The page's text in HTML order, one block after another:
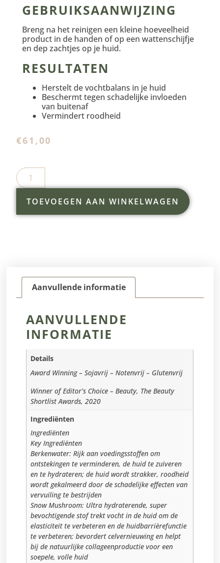
GEBRUIKSAANWIJZING
Breng na het reinigen een kleine hoeveelheid
product in de handen of op een wattenschijfje
en dep zachtjes op je huid.
RESULTATEN
Herstelt de vochtbalans in je huid
Beschermt tegen schadelijke invloeden
van buitenaf
Vermindert roodheid
€61,00
TOEVOEGEN AAN WINKELWAGEN
Aanvullende informatie
AANVULLENDE
INFORMATIE
Details
Award Winning – Sojavrij – Notenvrij – Glutenvrij
Winner of Editor’s Choice – Beauty, The Beauty
Shortlist Awards, 2020
Ingrediënten
Ingrediënten
Key Ingrediënten
Berkenwater: Rijk aan voedingsstoffen om
ontstekingen te verminderen, de huid te zuiveren
en te hydrateren; de huid wordt strakker, roodheid
wordt gekalmeerd door de schadelijke effecten van
vervuiling te bestrijden
Snow Mushroom: Ultra hydraterende, super
bevochtigende stof trekt vocht in de huid om de
elasticiteit te verbeteren en de huidbarrièrefunctie
te verbeteren; bevordert celvernieuwing en helpt
bij de natuurlijke collageenproductie voor een
soepele, volle huid